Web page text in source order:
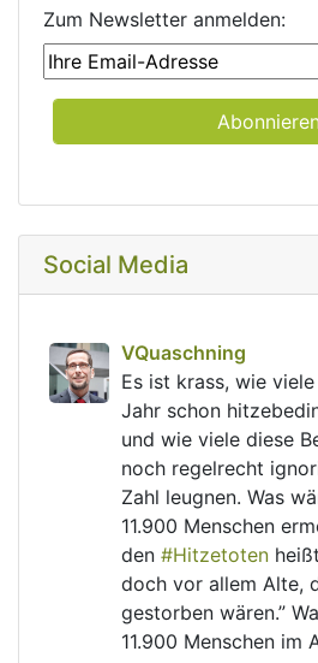
Zum Newsletter anmelden:
Social Media
VQuaschning avatar
VQuaschning
Es ist krass, wie
Jahr schon
und wie viele diese
noch regelrecht
Zahl leugnen. Was
11.900 Menschen
den #Hitzetoten
doch vor allem Alte,
gestorben wären.”
11.900 Menschen im